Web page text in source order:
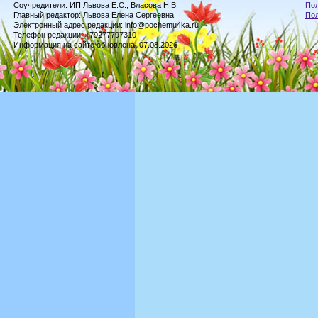
Соучредители: ИП Львова Е.С., Власова Н.В.
Главный редактор: Львова Елена Сергеевна
Электронный адрес редакции: info@pochemu4ka.ru
Телефон редакции: +79277797310
Информация на сайте обновлена: 07.08.2026